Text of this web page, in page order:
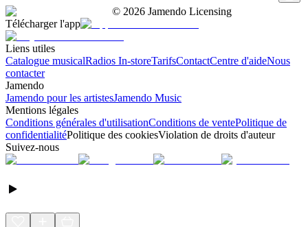
© 2026 Jamendo Licensing
Télécharger l'app
Liens utiles
Catalogue musicalRadios In-storeTarifsContactCentre d'aideNous
contacter
Jamendo
Jamendo pour les artistesJamendo Music
Mentions légales
Conditions générales d'utilisationConditions de ventePolitique de
confidentialitéPolitique des cookiesViolation de droits d'auteur
Suivez-nous